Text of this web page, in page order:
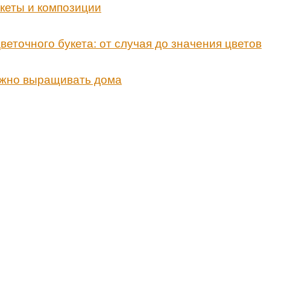
и композиции
букета: от случая до значения цветов
выращивать дома